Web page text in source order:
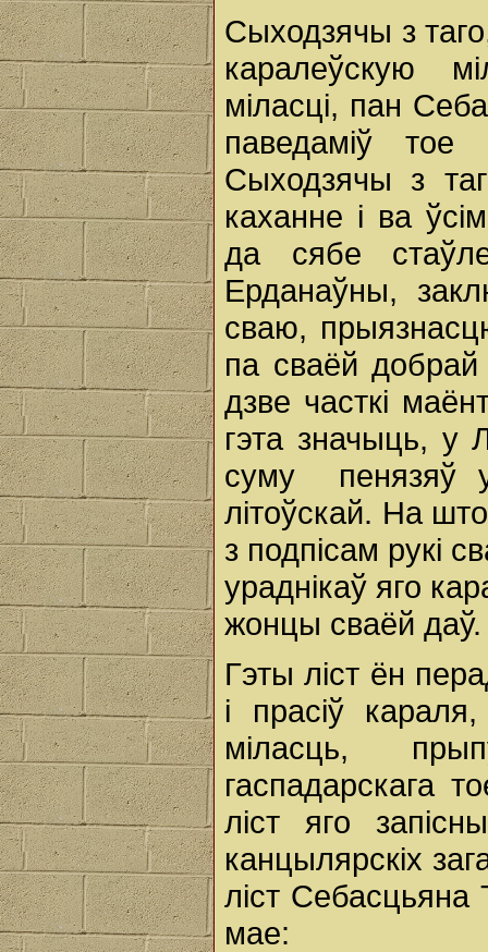
Сыходзячы з
каралеўскую
міласці, пан
паведаміў тое
Сыходзячы з
каханне і ва
да сябе
Ерданаўны,
сваю,
па сваёй добрай
дзве часткі
гэта значыць, у
суму пенязяў
літоўскай. На
з подпісам рукі
ураднікаў яго
жонцы сваёй даў.
Гэты ліст ён
і прасіў
міласць,
гаспадарскага
ліст яго
канцылярскіх
ліст Себасцьяна
мае: